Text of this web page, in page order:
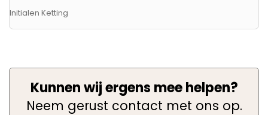
Initialen Ketting
Kunnen wij ergens mee helpen?
Neem gerust contact met ons op.